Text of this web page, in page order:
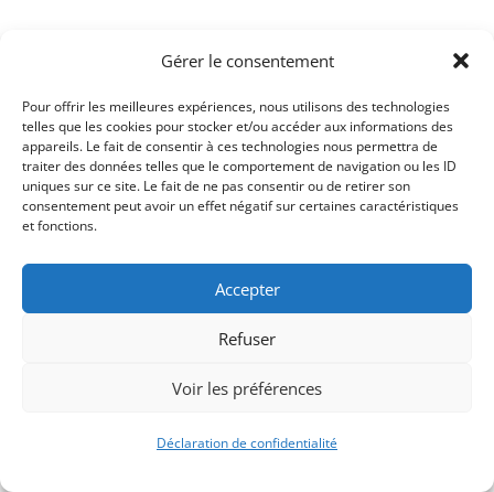
Gérer le consentement
Pour offrir les meilleures expériences, nous utilisons des technologies
telles que les cookies pour stocker et/ou accéder aux informations des
appareils. Le fait de consentir à ces technologies nous permettra de
traiter des données telles que le comportement de navigation ou les ID
uniques sur ce site. Le fait de ne pas consentir ou de retirer son
consentement peut avoir un effet négatif sur certaines caractéristiques
et fonctions.
Accepter
Refuser
Voir les préférences
Déclaration de confidentialité
.
Signify-Child ByClub Photo IUT Vannes @2025